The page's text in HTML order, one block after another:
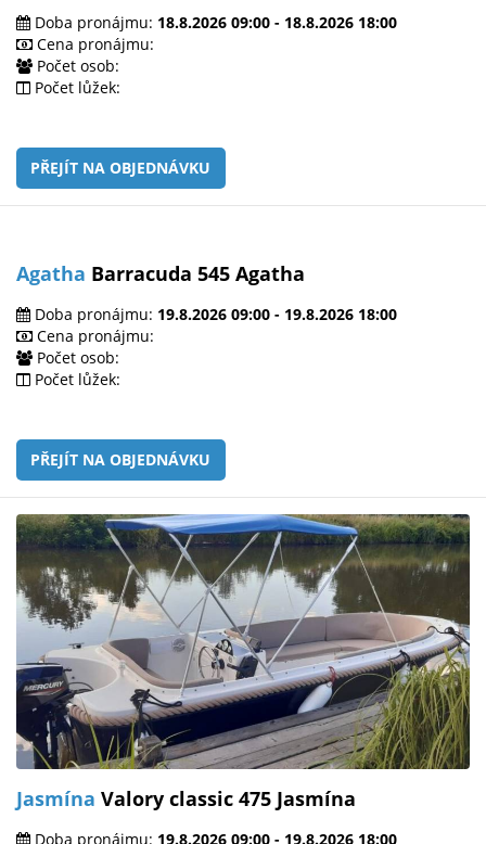
Doba pronájmu: 18.8.2026 09:00 - 18.8.2026 18:00
Cena pronájmu:
Počet osob:
Počet lůžek:
PŘEJÍT NA OBJEDNÁVKU
Agatha Barracuda 545 Agatha
Doba pronájmu: 19.8.2026 09:00 - 19.8.2026 18:00
Cena pronájmu:
Počet osob:
Počet lůžek:
PŘEJÍT NA OBJEDNÁVKU
Jasmína Valory classic 475 Jasmína
Doba pronájmu: 19.8.2026 09:00 - 19.8.2026 18:00